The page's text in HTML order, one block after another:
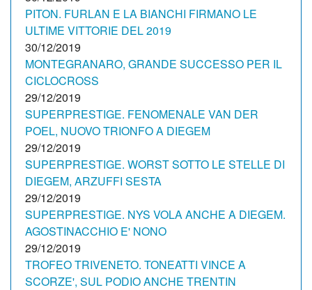
PITON. FURLAN E LA BIANCHI FIRMANO LE
ULTIME VITTORIE DEL 2019
30/12/2019
MONTEGRANARO, GRANDE SUCCESSO PER IL
CICLOCROSS
29/12/2019
SUPERPRESTIGE. FENOMENALE VAN DER
POEL, NUOVO TRIONFO A DIEGEM
29/12/2019
SUPERPRESTIGE. WORST SOTTO LE STELLE DI
DIEGEM, ARZUFFI SESTA
29/12/2019
SUPERPRESTIGE. NYS VOLA ANCHE A DIEGEM.
AGOSTINACCHIO E' NONO
29/12/2019
TROFEO TRIVENETO. TONEATTI VINCE A
SCORZE', SUL PODIO ANCHE TRENTIN